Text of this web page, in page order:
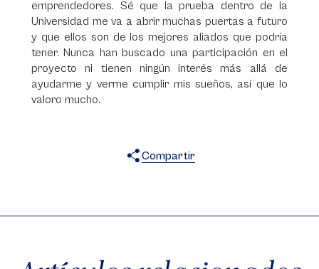
emprendedores. Sé que la prueba dentro de la
Universidad me va a abrir muchas puertas a futuro
y que ellos son de los mejores aliados que podría
tener. Nunca han buscado una participación en el
proyecto ni tienen ningún interés más allá de
ayudarme y verme cumplir mis sueños, así que lo
valoro mucho.
Compartir